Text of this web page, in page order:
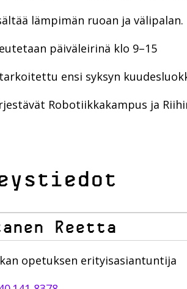
lämpimän ruoan ja välipalan.
päiväleirinä klo 9–15
ensi syksyn
Robotiikkakampus ja
Reetta
opetuksen erityisasiantuntija